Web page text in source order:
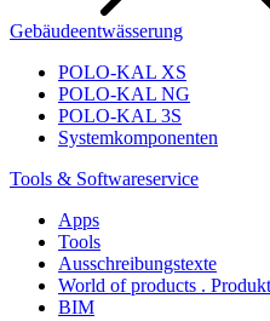
Gebäudeentwässerung
POLO-KAL XS
POLO-KAL NG
POLO-KAL 3S
Systemkomponenten
Tools & Softwareservice
Apps
Tools
Ausschreibungstexte
World of products .
BIM